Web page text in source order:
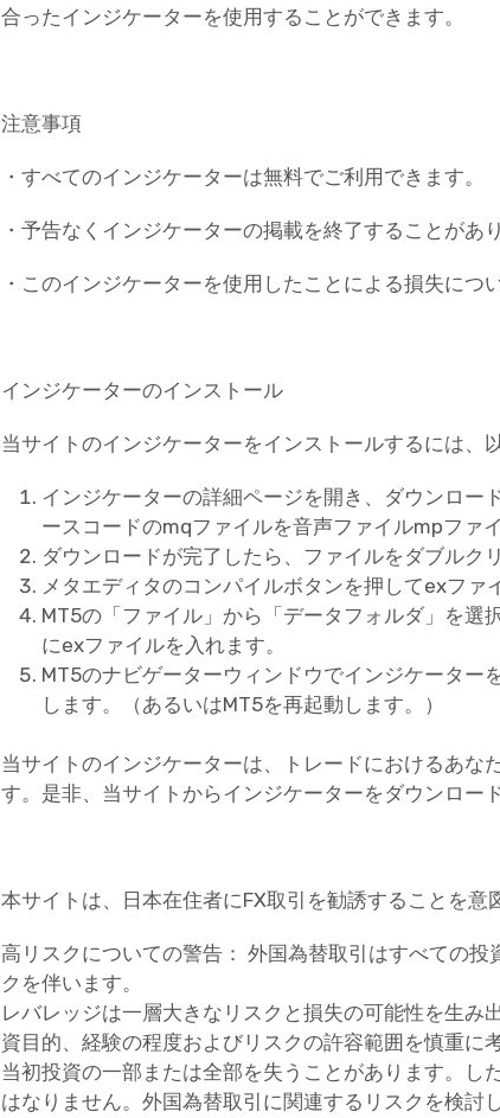
合ったインジケーターを使用することができます。
注意事項
・すべてのインジケーターは無料でご利用できます。
・予告なくインジケーターの掲載を終了することがあ
・このインジケーターを使用したことによる損失につ
インジケーターのインストール
当サイトのインジケーターをインストールするには、
インジケーターの詳細ページを開き、ダウンロー
ースコードのmqファイルを音声ファイルmpファ
ダウンロードが完了したら、ファイルをダブルク
メタエディタのコンパイルボタンを押してexファ
MT5の「ファイル」から「データフォルダ」を選
にexファイルを入れます。
MT5のナビゲーターウィンドウでインジケーター
します。（あるいはMT5を再起動します。）
当サイトのインジケーターは、トレードにおけるあな
す。是非、当サイトからインジケーターをダウンロー
本サイトは、日本在住者にFX取引を勧誘することを意
高リスクについての警告： 外国為替取引はすべての
クを伴います。
レバレッジは一層大きなリスクと損失の可能性を生み
資目的、経験の程度およびリスクの許容範囲を慎重に
当初投資の一部または全部を失うことがあります。し
はなりません。外国為替取引に関連するリスクを検討